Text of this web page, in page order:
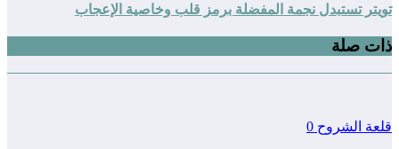
تويتر تستبدل نجمة المفضلة برمز قلب وخاصية الإعجاب
ذات صلة
قلعة الشروح 0